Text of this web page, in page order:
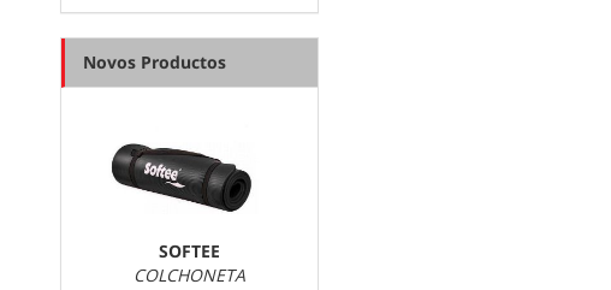
Novos Productos
SOFTEE
COLCHONETA